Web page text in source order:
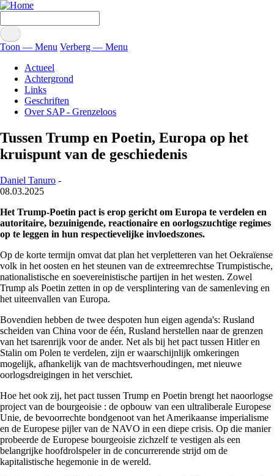
Menu
Toon — Menu Verberg — Menu
Actueel
Achtergrond
Links
Geschriften
Over SAP - Grenzeloos
Tussen Trump en Poetin, Europa op het
kruispunt van de geschiedenis
Daniel Tanuro -
08.03.2025
Het Trump-Poetin pact is erop gericht om Europa te verdelen en
autoritaire, bezuinigende, reactionaire en oorlogszuchtige regimes
op te leggen in hun respectievelijke invloedszones.
Op de korte termijn omvat dat plan het verpletteren van het Oekraïense
volk in het oosten en het steunen van de extreemrechtse Trumpistische,
nationalistische en soevereinistische partijen in het westen. Zowel
Trump als Poetin zetten in op de versplintering van de samenleving en
het uiteenvallen van Europa.
Bovendien hebben de twee despoten hun eigen agenda's: Rusland
scheiden van China voor de één, Rusland herstellen naar de grenzen
van het tsarenrijk voor de ander. Net als bij het pact tussen Hitler en
Stalin om Polen te verdelen, zijn er waarschijnlijk omkeringen
mogelijk, afhankelijk van de machtsverhoudingen, met nieuwe
oorlogsdreigingen in het verschiet.
Hoe het ook zij, het pact tussen Trump en Poetin brengt het naoorlogse
project van de bourgeoisie : de opbouw van een ultraliberale Europese
Unie, de bevoorrechte bondgenoot van het Amerikaanse imperialisme
en de Europese pijler van de NAVO in een diepe crisis. Op die manier
probeerde de Europese bourgeoisie zichzelf te vestigen als een
belangrijke hoofdrolspeler in de concurrerende strijd om de
kapitalistische hegemonie in de wereld.